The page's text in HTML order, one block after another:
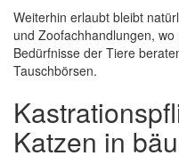
Weiterhin erlaubt bleibt
und Zoofachhandlungen,
Bedürfnisse der Tiere
Tauschbörsen.
Katzen in